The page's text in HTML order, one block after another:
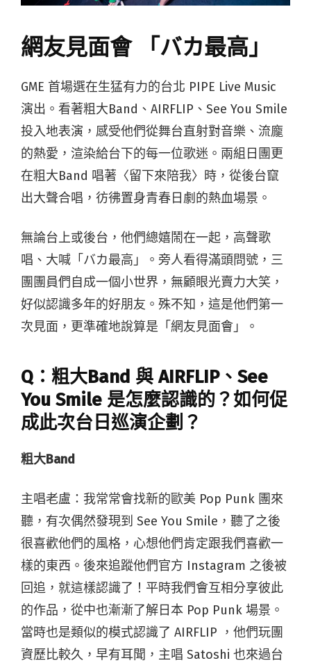
網友見面會 「バカ最高」
GME 首場選在生猛有力的台北 PIPE Live Music
演出。看著粗大Band、AIRFLIP、See You Smile
投入地表演，感受他們從舞台直射對音樂、流龐
的熱愛，渲染給台下的每一位歌迷。兩組日團更
在粗大Band 唱著〈留下來陪我〉時，從後台竄
出大聲合唱，彷彿置身青春日劇的熱血場景。
無論台上或後台，他們總嬉鬧在一起，高聲歌
唱、大喊「バカ最高」。旁人看得滿頭問號，三
團團員們自成一個小世界，無顧眼光賣力大笑，
好似認識多年的好朋友。殊不知，這是他們第一
次見面，更準確地說算是「網友見面會」。
Q：粗大Band 與 AIRFLIP、See
You Smile 是怎麼認識的？如何促
成此次台日巡演企劃？
粗大Band
主唱老盧：我常常會找新的歐美 Pop Punk 團來
聽，有次偶然發現到 See You Smile，聽了之後
很喜歡他們的風格，心想他們肯定跟我們喜歡一
樣的東西。後來追蹤他們官方 Instagram 之後被
回追，就這樣認識了！平時我們會互相分享彼此
的作品，從中也漸漸了解日本 Pop Punk 場景。
當時也是類似的模式認識了 AIRFLIP ，他們玩團
資歷比較久，早有耳聞，主唱 Satoshi 也來過台